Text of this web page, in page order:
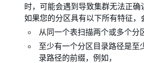
时，可能会遇到导致集群无法正确
如果您的分区具有以下所有特征，
从同一个表扫描两个或多个分
至少有一个分区目录路径是至
录路径的前缀，例如，